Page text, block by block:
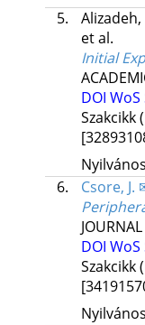
5.
et al.
Initial
DOI WoS
Szakcikk
6.
Csore, J.
DOI WoS
Szakcikk